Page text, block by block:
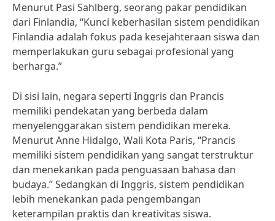
Menurut Pasi Sahlberg, seorang pakar pendidikan
dari Finlandia, “Kunci keberhasilan sistem pendidikan
Finlandia adalah fokus pada kesejahteraan siswa dan
memperlakukan guru sebagai profesional yang
berharga.”
Di sisi lain, negara seperti Inggris dan Prancis
memiliki pendekatan yang berbeda dalam
menyelenggarakan sistem pendidikan mereka.
Menurut Anne Hidalgo, Wali Kota Paris, “Prancis
memiliki sistem pendidikan yang sangat terstruktur
dan menekankan pada penguasaan bahasa dan
budaya.” Sedangkan di Inggris, sistem pendidikan
lebih menekankan pada pengembangan
keterampilan praktis dan kreativitas siswa.